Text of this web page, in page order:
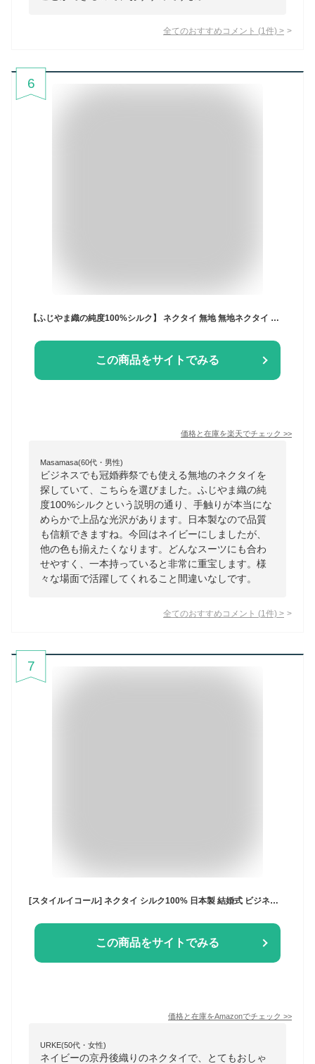
全てのおすすめコメント (1 件) >
6
【ふじやま織の純度100%シルク】 ネクタイ 無地 無地ネクタイ ふじやま織 シルクネクタイ シルク 絹 日本製 シルク100% 100％ シルク100 冠婚葬祭 礼装 結婚式 青 赤 白 黒 赤 グレー ネイビー オレンジ シルバー 緑 ギフト プレゼント 父の日 成人式 [M便 1/5]
この商品をサイトでみる
価格と在庫を楽天でチェック >>
Masamasa(60代・男性)
ビジネスでも冠婚葬祭でも使える無地のネクタイを
探していて、こちらを選びました。ふじやま織の純
度100%シルクという説明の通り、手触りが本当にな
めらかで上品な光沢があります。日本製なので品質
も信頼できますね。今回はネイビーにしましたが、
他の色も揃えたくなります。どんなスーツにも合わ
せやすく、一本持っていると非常に重宝します。様
々な場面で活躍してくれること間違いなしです。
全てのおすすめコメント (1 件) >
7
[スタイルイコール] ネクタイ シルク100% 日本製 結婚式 ビジネス 無地 京丹後織り (ネイビー)
この商品をサイトでみる
価格と在庫をAmazonでチェック >>
URKE(50代・女性)
ネイビーの京丹後織りのネクタイで、とてもおしゃ